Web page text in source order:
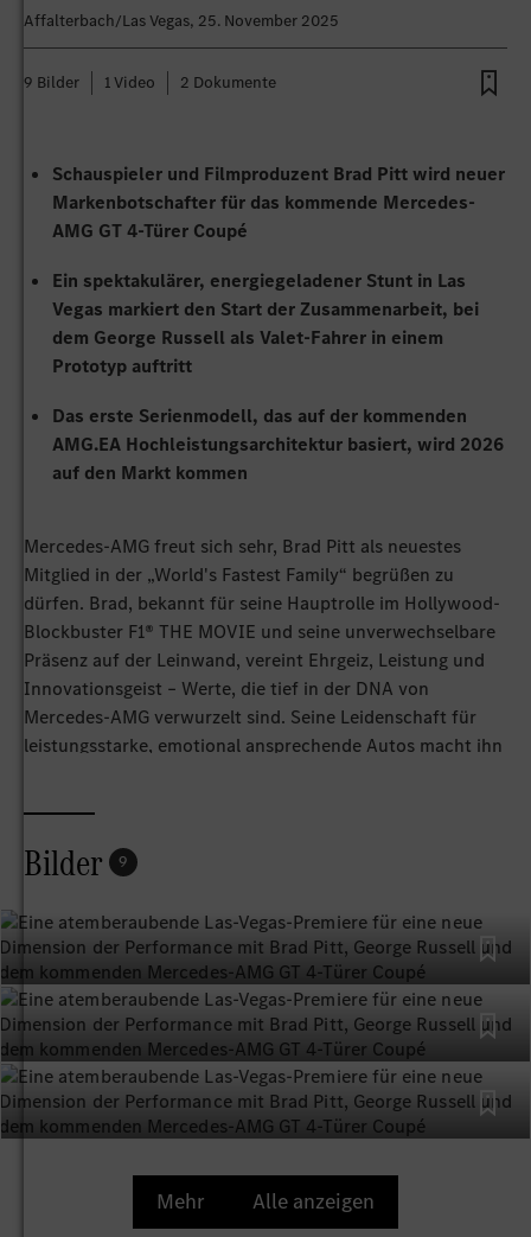
Affalterbach/Las Vegas, 25. November 2025
9 Bilder 1 Video 2 Dokumente
Schauspieler und Filmproduzent Brad Pitt wird neuer
Markenbotschafter für das kommende Mercedes-
AMG GT 4-Türer Coupé
Ein spektakulärer, energiegeladener Stunt in Las
Vegas markiert den Start der Zusammenarbeit, bei
dem George Russell als Valet-Fahrer in einem
Prototyp auftritt
Das erste Serienmodell, das auf der kommenden
AMG.EA Hochleistungsarchitektur basiert, wird 2026
auf den Markt kommen
Mercedes‑AMG freut sich sehr, Brad Pitt als neuestes
Mitglied in der „World's Fastest Family“ begrüßen zu
dürfen. Brad, bekannt für seine Hauptrolle im Hollywood-
Blockbuster F1® THE MOVIE und seine unverwechselbare
Präsenz auf der Leinwand, vereint Ehrgeiz, Leistung und
Innovationsgeist – Werte, die tief in der DNA von
Mercedes‑AMG verwurzelt sind. Seine Leidenschaft für
leistungsstarke, emotional ansprechende Autos macht ihn
repräsentieren – ein Fahrzeug, das dafür entwickelt
2026 feiern wird.
Stunt mit Prototyp in Las Vegas zelebriert
neue Zusammenarbeit
Anlässlich dieser aufregenden Partnerschaft inszenierte
Mercedes-AMG in Las Vegas einen spektakulären Stunt.
Die Szene: Brad wartet auf sein Auto am Valet-Stand – nur
als der fünffache F1-Rennsieger George Russell. Am Steuer
eines Mercedes‑AMG GT 4‑Türer Coupé Prototyps lässt
Bilder 9
Mehr Alle anzeigen